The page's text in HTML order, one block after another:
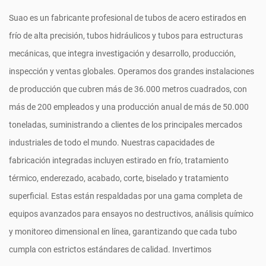
Suao es un fabricante profesional de tubos de acero estirados en
frío de alta precisión, tubos hidráulicos y tubos para estructuras
mecánicas, que integra investigación y desarrollo, producción,
inspección y ventas globales. Operamos dos grandes instalaciones
de producción que cubren más de 36.000 metros cuadrados, con
más de 200 empleados y una producción anual de más de 50.000
toneladas, suministrando a clientes de los principales mercados
industriales de todo el mundo. Nuestras capacidades de
fabricación integradas incluyen estirado en frío, tratamiento
térmico, enderezado, acabado, corte, biselado y tratamiento
superficial. Estas están respaldadas por una gama completa de
equipos avanzados para ensayos no destructivos, análisis químico
y monitoreo dimensional en línea, garantizando que cada tubo
cumpla con estrictos estándares de calidad. Invertimos